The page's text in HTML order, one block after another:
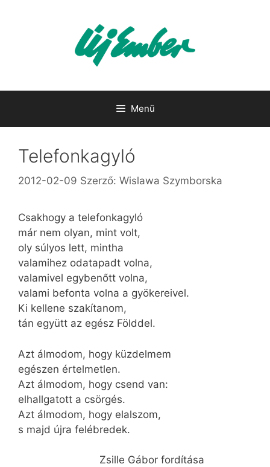
Menü
Telefonkagyló
2012-02-09 Szerző: Wislawa Szymborska
Csakhogy a telefonkagyló
már nem olyan, mint volt,
oly súlyos lett, mintha
valamihez odatapadt volna,
valamivel egybenőtt volna,
valami befonta volna a gyökereivel.
Ki kellene szakítanom,
tán együtt az egész Földdel.
Azt álmodom, hogy küzdelmem
egészen értelmetlen.
Azt álmodom, hogy csend van:
elhallgatott a csörgés.
Azt álmodom, hogy elalszom,
s majd újra felébredek.
Zsille Gábor fordítása